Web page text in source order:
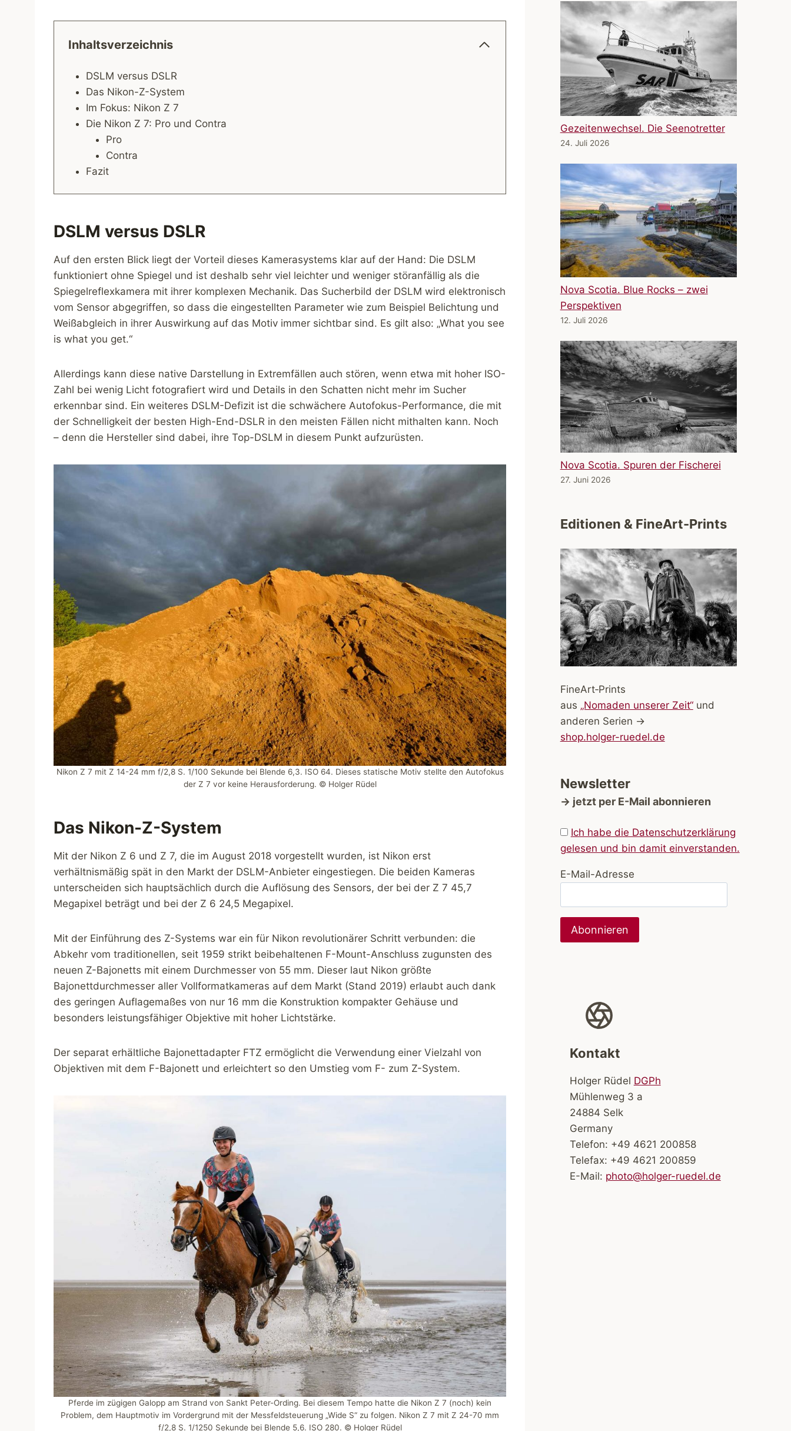
Inhaltsverzeichnis
DSLM versus DSLR
Das Nikon-Z-System
Im Fokus: Nikon Z 7
Die Nikon Z 7: Pro und Contra
Pro
Contra
Fazit
DSLM versus DSLR
Auf den ersten Blick liegt der Vorteil dieses Kamerasystems klar auf der Hand: Die DSLM
funktioniert ohne Spiegel und ist deshalb sehr viel leichter und weniger störanfällig als die
Spiegelreflexkamera mit ihrer komplexen Mechanik. Das Sucherbild der DSLM wird elektronisch
vom Sensor abgegriffen, so dass die eingestellten Parameter wie zum Beispiel Belichtung und
Weißabgleich in ihrer Auswirkung auf das Motiv immer sichtbar sind. Es gilt also: „What you see
is what you get.“
Allerdings kann diese native Darstellung in Extremfällen auch stören, wenn etwa mit hoher ISO-
Zahl bei wenig Licht fotografiert wird und Details in den Schatten nicht mehr im Sucher
erkennbar sind. Ein weiteres DSLM-Defizit ist die schwächere Autofokus-Performance, die mit
der Schnelligkeit der besten High-End-DSLR in den meisten Fällen nicht mithalten kann. Noch
– denn die Hersteller sind dabei, ihre Top-DSLM in diesem Punkt aufzurüsten.
Nikon Z 7 mit Z 14-24 mm f/2,8 S. 1/100 Sekunde bei Blende 6,3. ISO 64. Dieses statische Motiv stellte den Autofokus
der Z 7 vor keine Herausforderung. © Holger Rüdel
Das Nikon-Z-System
Mit der Nikon Z 6 und Z 7, die im August 2018 vorgestellt wurden, ist Nikon erst
verhältnismäßig spät in den Markt der DSLM-Anbieter eingestiegen. Die beiden Kameras
unterscheiden sich hauptsächlich durch die Auflösung des Sensors, der bei der Z 7 45,7
Megapixel beträgt und bei der Z 6 24,5 Megapixel.
Mit der Einführung des Z-Systems war ein für Nikon revolutionärer Schritt verbunden: die
Abkehr vom traditionellen, seit 1959 strikt beibehaltenen F-Mount-Anschluss zugunsten des
neuen Z-Bajonetts mit einem Durchmesser von 55 mm. Dieser laut Nikon größte
Bajonettdurchmesser aller Vollformatkameras auf dem Markt (Stand 2019) erlaubt auch dank
des geringen Auflagemaßes von nur 16 mm die Konstruktion kompakter Gehäuse und
besonders leistungsfähiger Objektive mit hoher Lichtstärke.
Der separat erhältliche Bajonettadapter FTZ ermöglicht die Verwendung einer Vielzahl von
Objektiven mit dem F-Bajonett und erleichtert so den Umstieg vom F- zum Z-System.
Pferde im zügigen Galopp am Strand von Sankt Peter-Ording. Bei diesem Tempo hatte die Nikon Z 7 (noch) kein
Problem, dem Hauptmotiv im Vordergrund mit der Messfeldsteuerung „Wide S“ zu folgen. Nikon Z 7 mit Z 24-70 mm
f/2,8 S. 1/1250 Sekunde bei Blende 5,6. ISO 280. © Holger Rüdel
Gezeitenwechsel. Die Seenotretter
24. Juli 2026
Nova Scotia. Blue Rocks – zwei
Perspektiven
12. Juli 2026
Nova Scotia. Spuren der Fischerei
27. Juni 2026
Editionen & FineArt-Prints
FineArt‑Prints
aus „Nomaden unserer Zeit“und
anderen Serien →
shop.holger-ruedel.de
Newsletter
→ jetzt per E-Mail abonnieren
Ich habe die Datenschutzerklärung
gelesen und bin damit einverstanden.
E-Mail-Adresse
Kontakt
Holger Rüdel DGPh
Mühlenweg 3 a
24884 Selk
Germany
Telefon: +49 4621 200858
Telefax: +49 4621 200859
E-Mail: photo@holger-ruedel.de